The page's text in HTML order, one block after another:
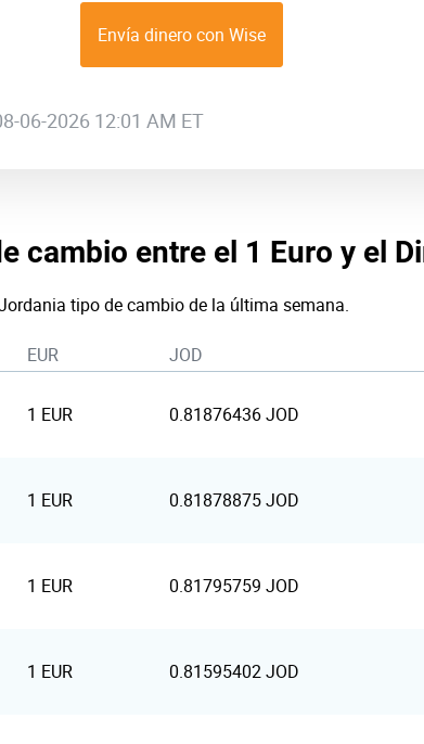
Envía dinero con Wise
06-2026 12:01 AM ET
cambio entre el 1 Euro y el
tipo de cambio de la última semana.
EUR JOD
1 EUR 0.81876436 JOD
1 EUR 0.81878875 JOD
1 EUR 0.81795759 JOD
1 EUR 0.81595402 JOD